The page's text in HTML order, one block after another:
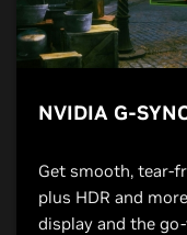
NVIDIA G-
Get smooth, tear-
plus HDR and
display and the